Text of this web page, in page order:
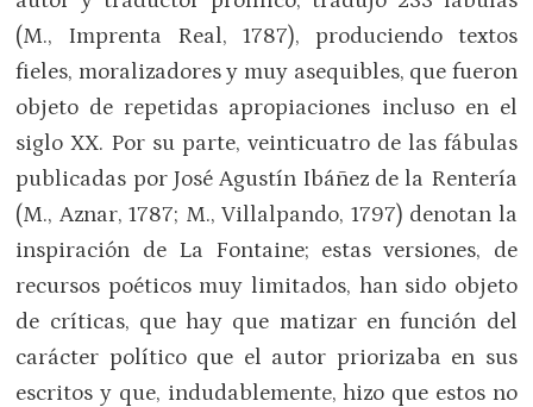
(M., Imprenta Real, 1787), produciendo textos
fieles, moralizadores y muy asequibles, que fueron
objeto de repetidas apropiaciones incluso en el
siglo XX. Por su parte, veinticuatro de las fábulas
publicadas por José Agustín Ibáñez de la Rentería
(M., Aznar, 1787; M., Villalpando, 1797) denotan la
inspiración de La Fontaine; estas versiones, de
recursos poéticos muy limitados, han sido objeto
de críticas, que hay que matizar en función del
carácter político que el autor priorizaba en sus
escritos y que, indudablemente, hizo que estos no